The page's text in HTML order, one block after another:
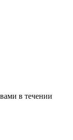
в течении